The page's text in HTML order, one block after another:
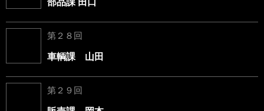
部品課 田口
第２８回
車輌課 山田
第２９回